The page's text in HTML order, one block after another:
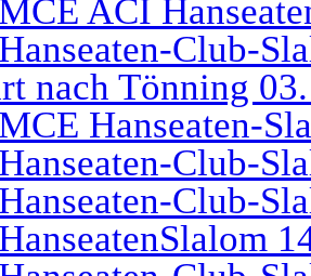
ACI
Club-
nach Tönning
Hanseaten-
Club-
Club-